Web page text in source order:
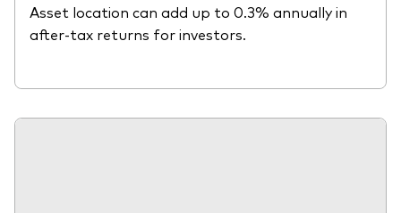
Asset location can add up to 0.3% annually in
after-tax returns for investors.